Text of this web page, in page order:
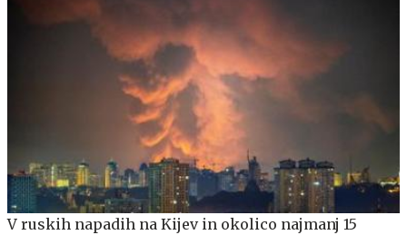
V ruskih napadih na Kijev in okolico najmanj 15